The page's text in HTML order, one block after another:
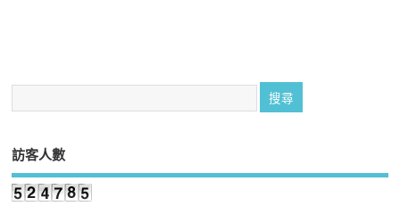
訪客人數